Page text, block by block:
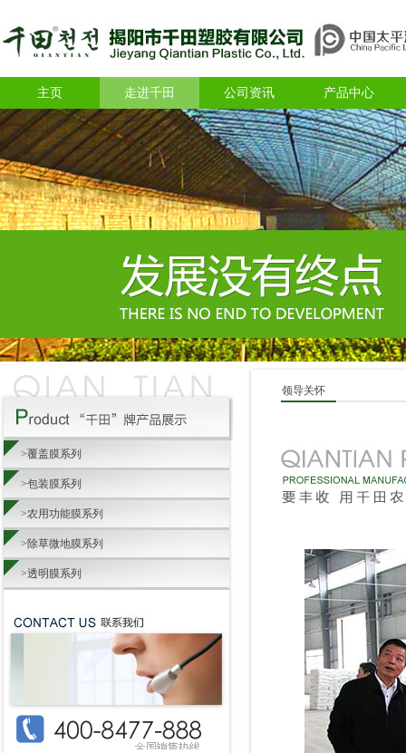
主页 走进千田 公司资讯 产品中心
>覆盖膜系列
>包装膜系列
>农用功能膜系列
>除草微地膜系列
>透明膜系列
领导关怀